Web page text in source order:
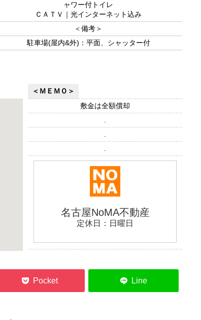
ャワー付トイレ
ＣＡＴＶ｜光インターネット込み
＜備考＞
駐車場(屋内&外)：平面、シャッター付
＜ＭＥＭＯ＞
敷金は全額償却